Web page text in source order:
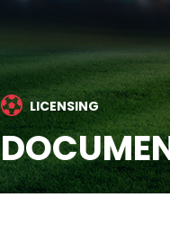
LICENSING